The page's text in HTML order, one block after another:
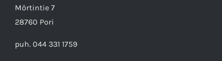
Mörtintie 7
28760 Pori
puh. 044 331 1759